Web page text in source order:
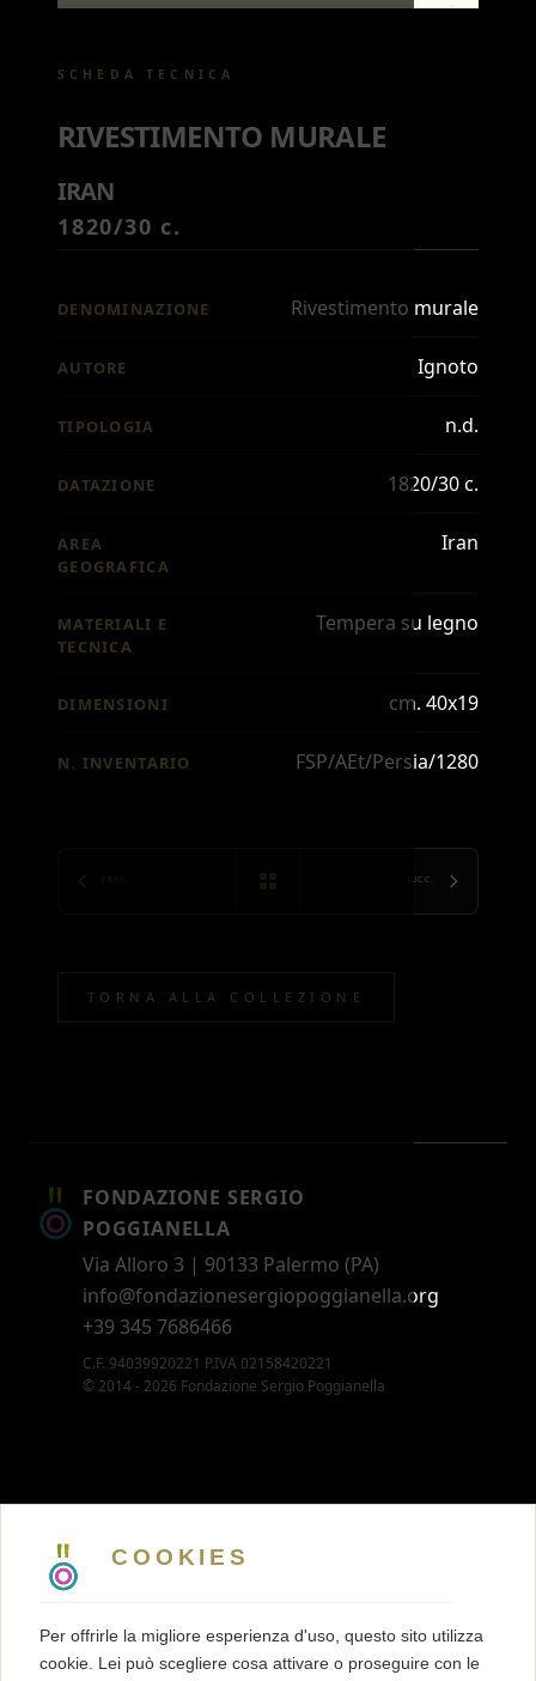
COOKIES
Per offrirle la migliore esperienza d'uso, questo sito utilizza
cookie. Lei può scegliere cosa attivare o proseguire con le
SCHEDA TECNICA
RIVESTIMENTO MURALE
IRAN
1820/30 c.
DENOMINAZIONE Rivestimento murale
AUTORE Ignoto
TIPOLOGIA n.d.
DATAZIONE 1820/30 c.
AREA
GEOGRAFICA
Iran
MATERIALI E
TECNICA
Tempera su legno
DIMENSIONI cm. 40x19
N. INVENTARIO FSP/AEt/Persia/1280
SUCC.
TORNA ALLA COLLEZIONE
FONDAZIONE SERGIO
POGGIANELLA
Via Alloro 3 | 90133 Palermo (PA)
info@fondazionesergiopoggianella.org
+39 345 7686466
C.F. 94039920221 P.IVA 02158420221
© 2014 - 2026 Fondazione Sergio Poggianella
5 X MILLE
MEMBERSHIP
TRASPARENZA
TERMINI E CONDIZIONI